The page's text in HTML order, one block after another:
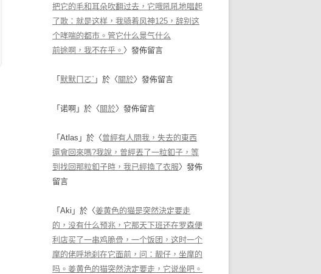
把它的毛和耳朵吹翻过去，它哦吼吼地唱起
了歌：就是这样，我骑着风神125，辞别这
个哮喘的都市。管它什么景气什么
前途啊，我不在乎。 〉發佈留言
「 默默ㄇㄛˋ 」於〈 關於〉發佈留言
「 诺啊 」於〈 關於〉發佈留言
「 Atlas 」於〈曾經有人問我，失去的東西
還會回來嗎?我說，曾經丟了一粒釦子，等
到找回那粒釦子時，我已經換了衣服〉發佈
留言
「 Aki 」於〈姜黄色的猫是突然決定要走
的，没有什么预兆，它那天下班还在罗森便
利店买了一串鸡脆骨，一个饭团，这时一个
摩的佬呼地刹在它面前，问：靓仔，坐摩的
吗。姜黄色的猫突然決定要走，它说坐吧。